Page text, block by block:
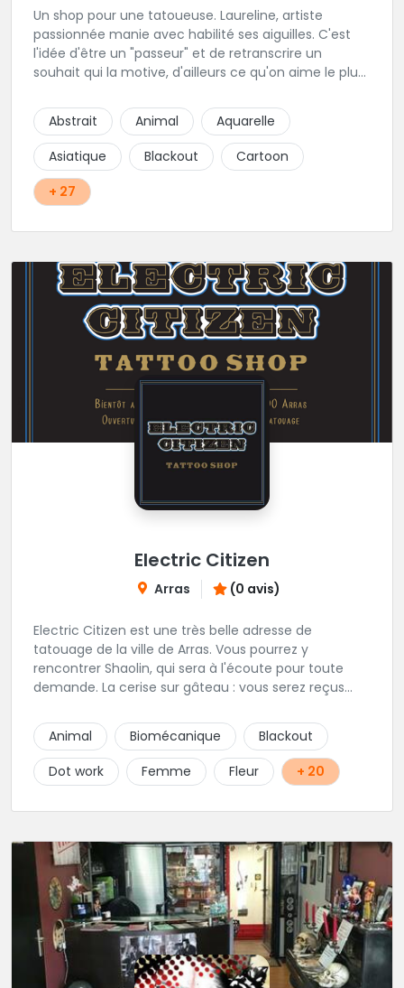
Un shop pour une tatoueuse. Laureline, artiste
passionnée manie avec habilité ses aiguilles. C'est
l'idée d'être un "passeur" et de retranscrire un
souhait qui la motive, d'ailleurs ce qu'on aime le plus
néo trad. Une tatoueuse recommandée et à
recommander !
Abstrait Animal
Aquarelle
Asiatique
Blackout
Cartoon
+ 27
Electric Citizen
Arras (0 avis)
Electric Citizen est une très belle adresse de
tatouage de la ville de Arras. Vous pourrez y
rencontrer Shaolin, qui sera à l'écoute pour toute
demande. La cerise sur gâteau : vous serez reçus
conviviale. N'hésitez à vous rendre au studio pour
que l'équipe vous aiguille dans votre projet.
Animal Biomécanique
Blackout
Dot work
Femme Fleur + 20